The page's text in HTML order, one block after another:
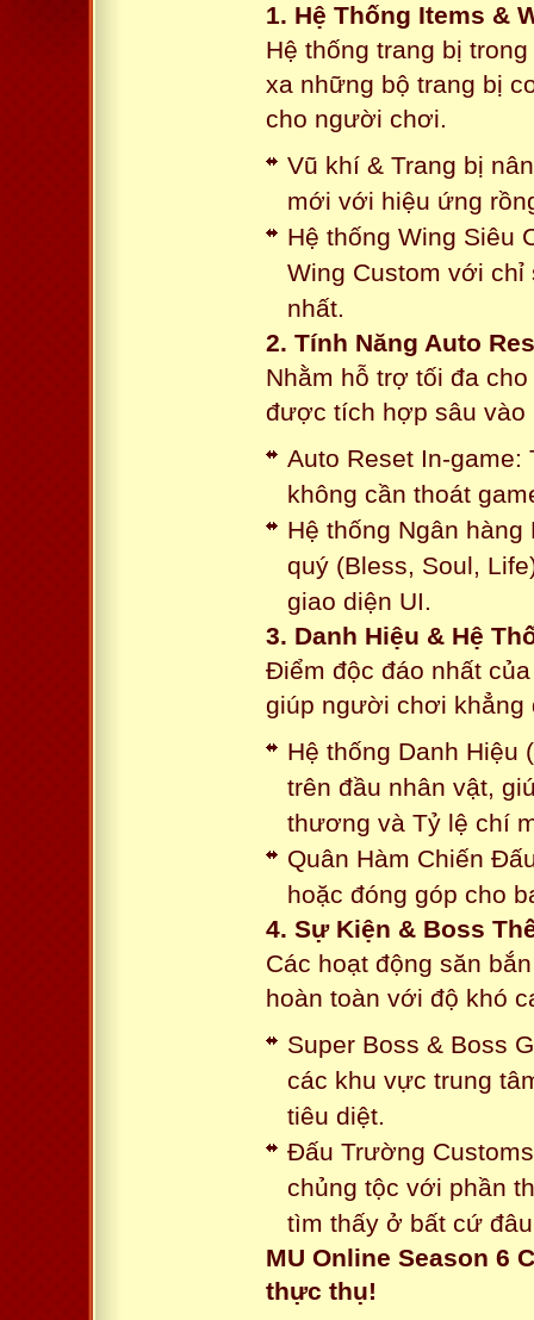
1. Hệ Thống Items &
Hệ thống trang bị
xa những bộ trang bị
cho người chơi.
Vũ khí & Trang bị
mới với hiệu ứng
Hệ thống Wing Siêu
Wing Custom với
nhất.
2. Tính Năng Auto
Nhằm hỗ trợ tối đa
được tích hợp sâu vào
Auto Reset In-game:
không cần thoát
Hệ thống Ngân
quý (Bless, Soul,
giao diện UI.
3. Danh Hiệu & Hệ
Điểm độc đáo nhất
giúp người chơi khẳng
Hệ thống Danh Hiệu
trên đầu nhân vật,
thương và Tỷ lệ chí
Quân Hàm Chiến
hoặc đóng góp cho
4. Sự Kiện & Boss
Các hoạt động săn
hoàn toàn với độ khó
Super Boss & Boss
các khu vực trung
tiêu diệt.
Đấu Trường
chủng tộc với phần
tìm thấy ở bất cứ
MU Online Season 6
thực thụ!